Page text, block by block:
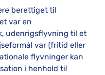
berettiget til
var en
udenrigsflyvning til et
var (fritid eller
flyvninger kan
i henhold til